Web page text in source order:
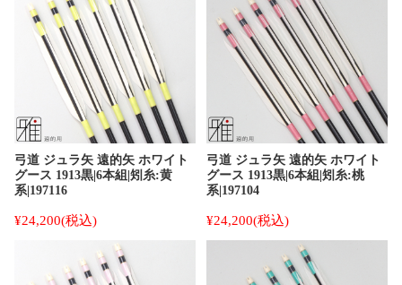
弓道 ジュラ矢 遠的矢 ホワイト
グース 1913黒|6本組|矧糸:黄
系|197116
¥24,200(税込)
弓道 ジュラ矢 遠的矢 ホワイト
グース 1913黒|6本組|矧糸:桃
系|197104
¥24,200(税込)